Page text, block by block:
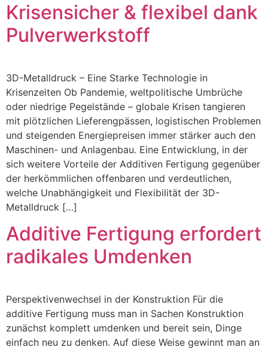
Krisensicher & flexibel dank
Pulverwerkstoff
3D-Metalldruck – Eine Starke Technologie in
Krisenzeiten Ob Pandemie, weltpolitische Umbrüche
oder niedrige Pegelstände – globale Krisen tangieren
mit plötzlichen Lieferengpässen, logistischen Problemen
und steigenden Energiepreisen immer stärker auch den
Maschinen- und Anlagenbau. Eine Entwicklung, in der
sich weitere Vorteile der Additiven Fertigung gegenüber
der herkömmlichen offenbaren und verdeutlichen,
welche Unabhängigkeit und Flexibilität der 3D-
Metalldruck […]
Additive Fertigung erfordert
radikales Umdenken
Perspektivenwechsel in der Konstruktion Für die
additive Fertigung muss man in Sachen Konstruktion
zunächst komplett umdenken und bereit sein, Dinge
einfach neu zu denken. Auf diese Weise gewinnt man an